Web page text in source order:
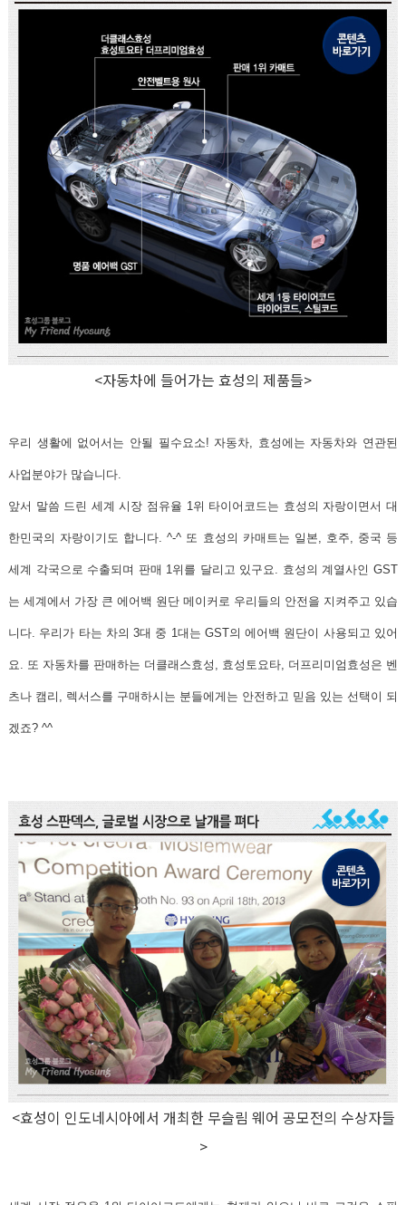
<자동차에 들어가는 효성의 제품들>
우리 생활에 없어서는 안될 필수요소! 자동차, 효성에는 자동차와 연관된
사업분야가 많습니다.
앞서 말씀 드린 세계 시장 점유율 1위 타이어코드 는 효성의 자랑이면서 대
한민국의 자랑이기도 합니다. ^-^ 또 효성의 카매트 는 일본, 호주, 중국 등
세계 각국으로 수출되며 판매 1위 를 달리고 있구요. 효성의 계열사인 GST
는 세계에서 가장 큰 에어백 원단 메이커 로 우리들의 안전을 지켜주고 있습
니다. 우리가 타는 차의 3대 중 1대는 GST의 에어백 원단이 사용되고 있어
요. 또 자동차를 판매하는 더클래스효성, 효성토요타, 더프리미엄효성 은 벤
츠나 캠리, 렉서스를 구매하시는 분들에게는 안전하고 믿음 있는 선택이 되
겠죠? ^^
<효성이 인도네시아에서 개최한 무슬림 웨어 공모전의 수상자들
>